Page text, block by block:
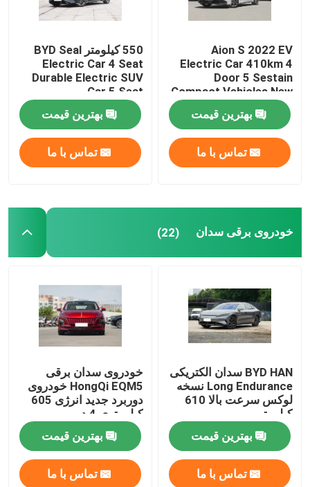
خودروی برقی فولکس واگن
ماشین AION EV
خودروهای لوکس EV
سه چرخه باری برقی
Aion S 2022 EV
Electric Car 410km 4
Door 5 Sestain
Compact Vehicles New
Energy
بهترین قیمت
تماس با ما
550 کیلومتر BYD Seal
Electric Car 4 Seat
Durable Electric SUV
Car 5 Seat
بهترین قیمت
تماس با ما
خودروی برقی سدان (22)
BYD HAN سدان الکتریکی
Long Endurance نسخه
لوکس سرعت بالا 610
کیلومتر
بهترین قیمت
تماس با ما
خودروی سدان برقی
HongQi EQM5 خودروی
دوربرد جدید انرژی 605
کیلومتری 4 در
بهترین قیمت
تماس با ما